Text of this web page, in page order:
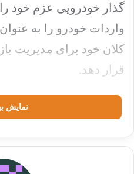
گذار خودرویی عزم خود
واردات خودرو را به
کلان خود برای مدیریت
قرار دهد.
به نظر می رسد بازار
گمانه مطرح می شود که
دست می تواند بدبینی
نمایش